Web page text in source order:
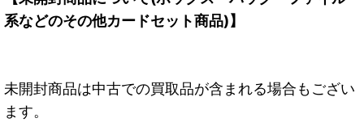
系などのその他カードセット商品)】
未開封商品は中古での買取品が含まれる場合もござい
ます。